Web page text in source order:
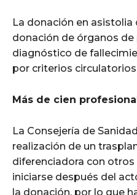
La donación en
donación de órganos de
diagnóstico de
por criterios
Más de cien
La Consejería de
realización de un
diferenciadora con
iniciarse después del
la donación, por lo que